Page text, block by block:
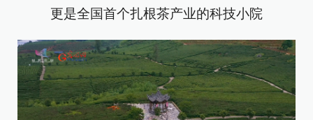
更是全国首个扎根茶产业的科技小院